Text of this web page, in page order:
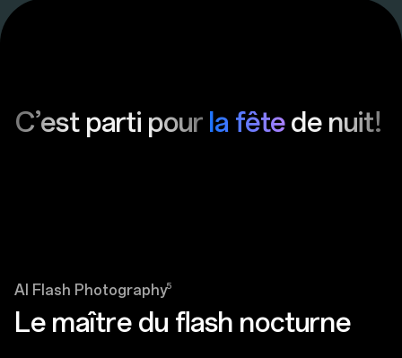
C’est parti pour la fête de nuit!
AI Flash Photography5
Le maître du flash nocturne